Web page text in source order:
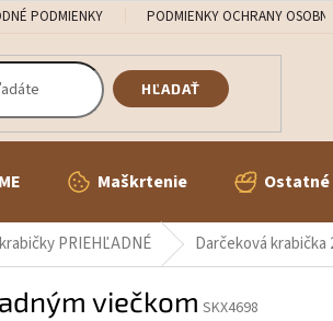
PODMIENKY PODMIENKY OCHRANY
HĽADAŤ
Maškrtenie Ostatné
PRIEHĽADNÉ Darčeková krabička
viečkom SKX4698